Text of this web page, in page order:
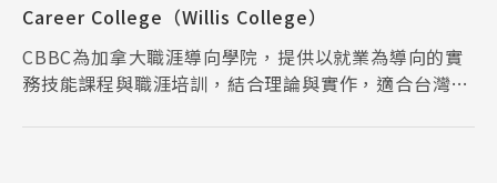
Career College（Willis College）
CBBC為加拿大職涯導向學院，提供以就業為導向的實
務技能課程與職涯培訓，結合理論與實作，適合台灣學